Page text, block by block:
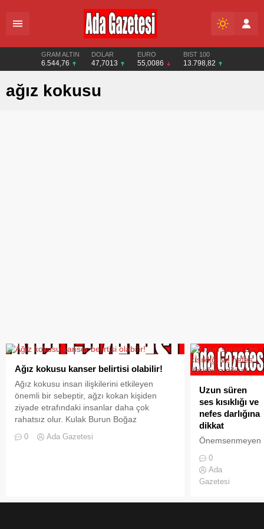
GRAM ALTIN
6.544,76
DOLAR
47,7013
EURO
55,0086
BIST 100
13.798,82
ağız kokusu
Ağız kokusu kanser belirtisi olabilir!
Ağız kokusu insan ilişkilerini etkileyen
önemli bir sebeptir, ağzı kokan kişiden
ziyade etrafındaki insanlar daha çok
rahatsız olur. Kulak Burun Boğaz
Uzmanı Doç. Dr. Yavuz Selim Yıldırım konu
dilde, dişlerde ve midede bulunan...
0 Ada Gazetesi
Uzun süren
ses kısıklığı ve
nefes darlığına
dikkat
Önemsenmeyen
yutkunma
güçlüğü, ses
0
Ada
Gazetesi